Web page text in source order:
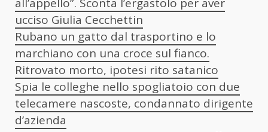
ucciso Giulia Cecchettin
Rubano un gatto dal trasportino e lo
marchiano con una croce sul fianco.
Ritrovato morto, ipotesi rito satanico
Spia le colleghe nello spogliatoio con due
telecamere nascoste, condannato dirigente
d’azienda